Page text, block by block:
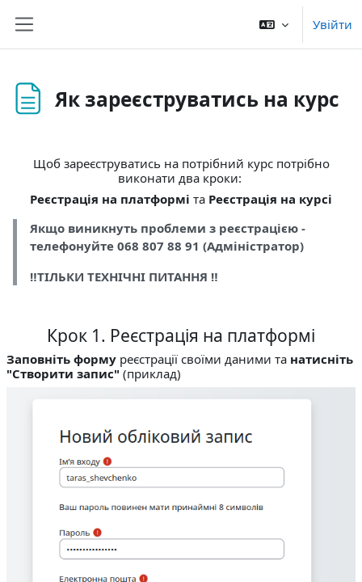
Увійти
Як зареєструватись на курс
Щоб зареєструватись на потрібний курс потрібно
виконати два кроки:
Реєстрація на платформі та Реєстрація на курсі
Якщо виникнуть проблеми з реєстрацією -
телефонуйте 068 807 88 91 (Адміністратор)
‼️ТІЛЬКИ ТЕХНІЧНІ ПИТАННЯ ‼️
Крок 1. Реєстрація на платформі
Заповніть форму реєстрації своїми даними та натисніть
"Створити запис" (приклад)